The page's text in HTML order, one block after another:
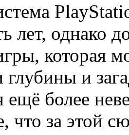
лет, однако
которая
глубины и
ещё более
что за этой